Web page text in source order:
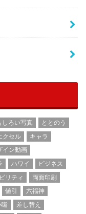
しろい写真
ととのう
クセル
キャラ
イン動画
ハワイ
ビジネス
リティ
両面印刷
値引
六福神
噺
差し替え